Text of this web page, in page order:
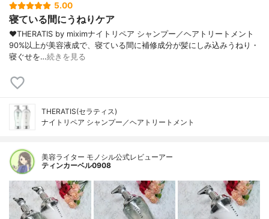
5.00
寝ている間にうねりケア
❤︎⁡THERATIS by miximナイトリペア シャンプー／ヘアトリートメント
⁡90%以上が美容液成で、寝ている間に補修成分が髪にしみ込みうねり・
寝ぐせを…続きを見る
THERATIS(セラティス)
ナイトリペア シャンプー／ヘアトリートメント
美容ライター モノシル公式レビューアー
ティンカーベル0908